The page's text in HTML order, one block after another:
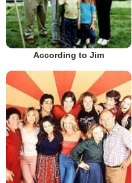
According to Jim